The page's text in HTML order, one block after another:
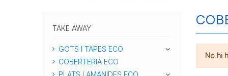
No hi
TAKE AWAY
GOTS I TAPES ECO
COBERTERIA ECO